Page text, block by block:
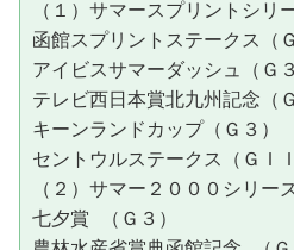
（１）サマースプリントシリ
函館スプリントステークス
アイビスサマーダッシュ（
テレビ西日本賞北九州記念
キーンランドカップ（Ｇ
セントウルステークス（Ｇ
（２）サマー２０００シリー
七夕賞 （Ｇ３）